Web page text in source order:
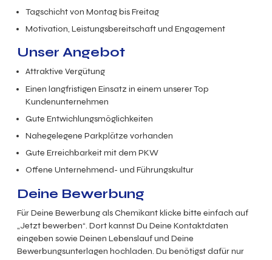
Tagschicht von Montag bis Freitag
Motivation, Leistungsbereitschaft und Engagement
Unser Angebot
Attraktive Vergütung
Einen langfristigen Einsatz in einem unserer Top
Kundenunternehmen
Gute Entwichlungsmöglichkeiten
Nahegelegene Parkplätze vorhanden
Gute Erreichbarkeit mit dem PKW
Offene Unternehmend- und Führungskultur
Deine Bewerbung
Für Deine Bewerbung als Chemikant klicke bitte einfach auf
„Jetzt bewerben“. Dort kannst Du Deine Kontaktdaten
eingeben sowie Deinen Lebenslauf und Deine
Bewerbungsunterlagen hochladen. Du benötigst dafür nur